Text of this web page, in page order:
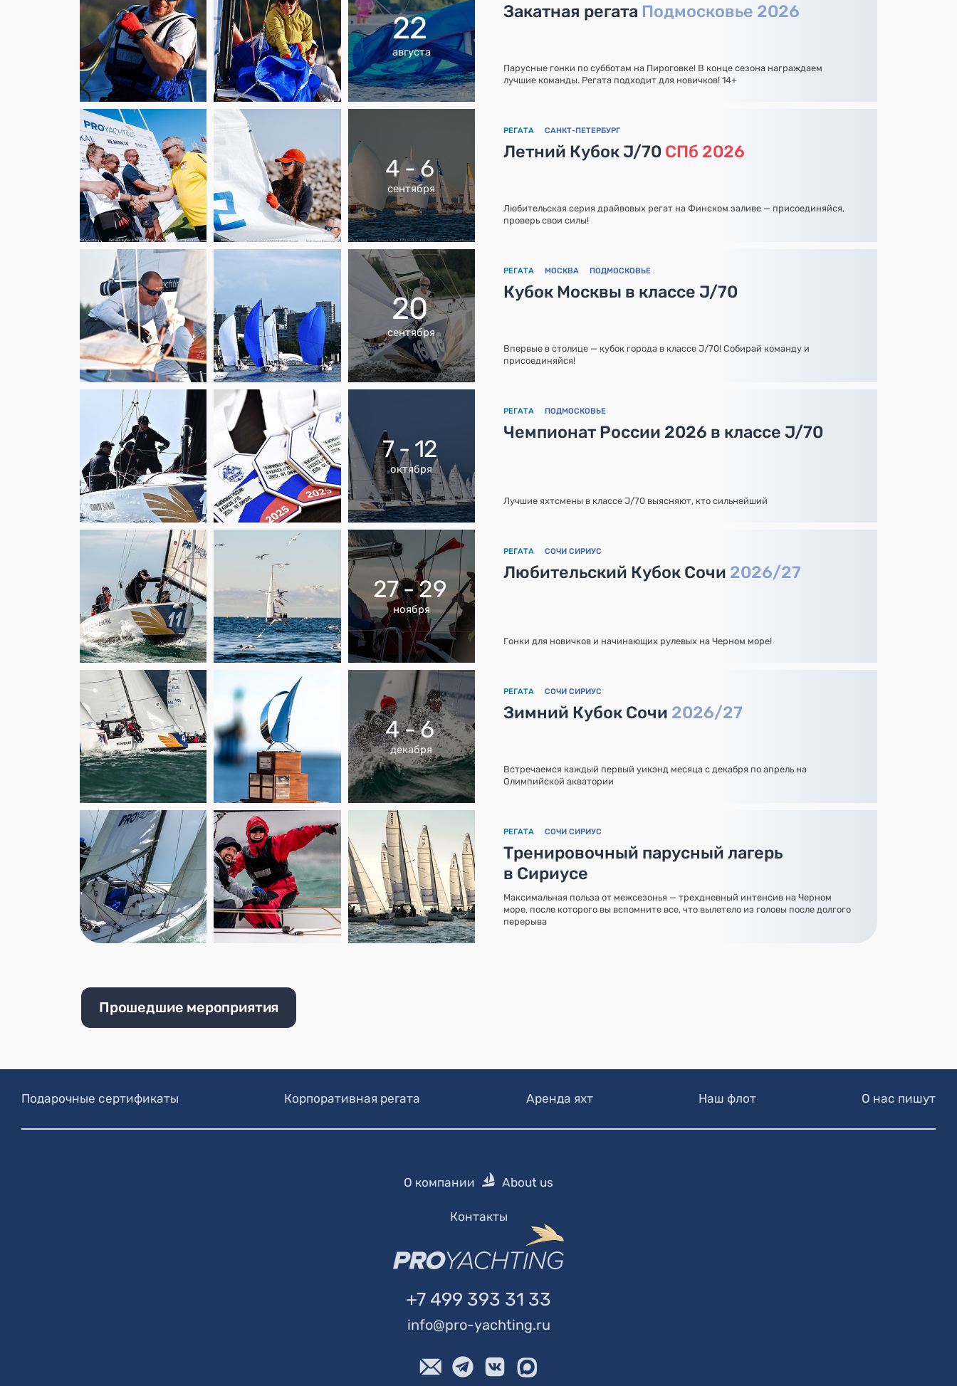
22
августа
Закатная регата Подмосковье 2026
Парусные гонки по субботам на Пироговке! В конце сезона награждаем
лучшие команды. Регата подходит для новичков! 14+
4 - 6
сентября
РЕГАТА САНКТ-ПЕТЕРБУРГ
Летний Кубок J/70 СПб 2026
Любительская серия драйвовых регат на Финском заливе — присоединяйся,
проверь свои силы!
20
сентября
РЕГАТА МОСКВА ПОДМОСКОВЬЕ
Кубок Москвы в классе J/70
Впервые в столице — кубок города в классе J/70! Собирай команду и
присоединяйся!
7 - 12
октября
РЕГАТА ПОДМОСКОВЬЕ
Чемпионат России 2026 в классе J/70
Лучшие яхтсмены в классе J/70 выясняют, кто сильнейший
27 - 29
ноября
РЕГАТА СОЧИ СИРИУС
Любительский Кубок Сочи 2026/27
Гонки для новичков и начинающих рулевых на Черном море!
4 - 6
декабря
РЕГАТА СОЧИ СИРИУС
Зимний Кубок Сочи 2026/27
Встречаемся каждый первый уикэнд месяца с декабря по апрель на
Олимпийской акватории
РЕГАТА СОЧИ СИРИУС
Тренировочный парусный лагерь
в Сириусе
Максимальная польза от межсезонья — трехдневный интенсив на Черном
море, после которого вы вспомните все, что вылетело из головы после долгого
перерыва
Прошедшие мероприятия
Подарочные сертификаты Корпоративная регата Аренда яхт Наш флот О нас пишут
О компании About us
Контакты
+7 499 393 31 33
info@pro-yachting.ru